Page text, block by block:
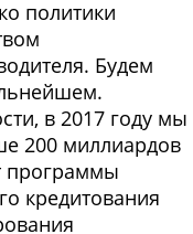
политики
Будем
в 2017 году мы
200 миллиардов
программы
кредитования